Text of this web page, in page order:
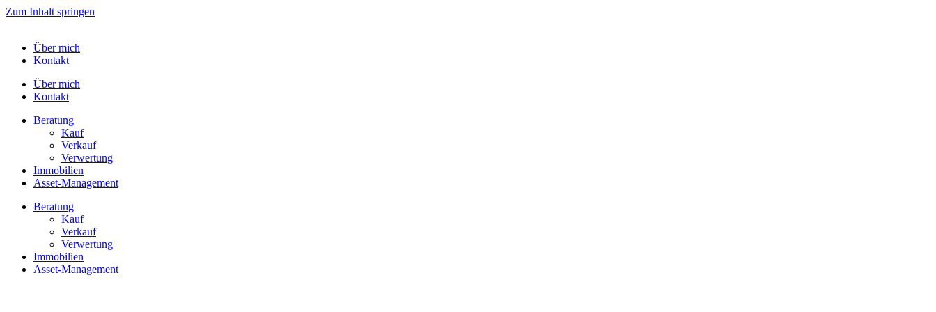
Zum Inhalt springen
Über mich
Kontakt
Über mich
Kontakt
Bera­tung
Kauf
Verkauf
Verwer­tung
Immo­bi­lien
Asset-​​Management
Bera­tung
Kauf
Verkauf
Verwer­tung
Immo­bi­lien
Asset-​​Management